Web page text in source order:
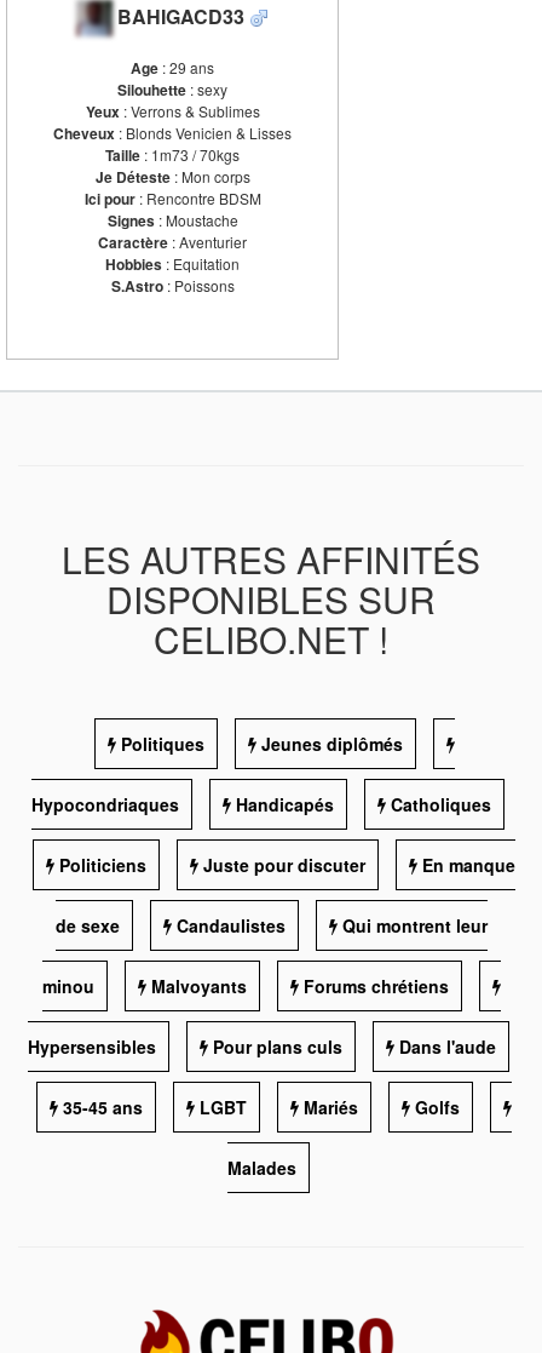
BAHIGACD33
Age : 29 ans
Silouhette : sexy
Yeux : Verrons & Sublimes
Cheveux : Blonds Venicien & Lisses
Taille : 1m73 / 70kgs
Je Déteste: Mon corps
Ici pour: Rencontre BDSM
Signes: Moustache
Caractère : Aventurier
Hobbies : Equitation
S.Astro: Poissons
LES AUTRES AFFINITÉS
DISPONIBLES SUR
CELIBO.NET !
Politiques Jeunes diplômés
Hypocondriaques Handicapés Catholiques
Politiciens Juste pour discuter En manque
de sexe Candaulistes Qui montrent leur
minou Malvoyants Forums chrétiens
Hypersensibles Pour plans culs Dans l'aude
35-45 ans LGBT Mariés Golfs
Malades